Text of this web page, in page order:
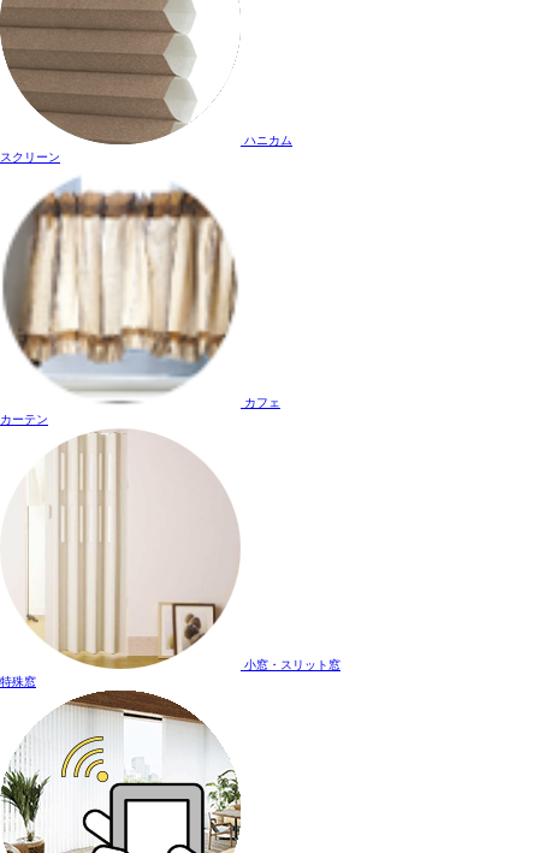
ハニカム
スクリーン
カフェ
カーテン
小窓・スリット窓
特殊窓